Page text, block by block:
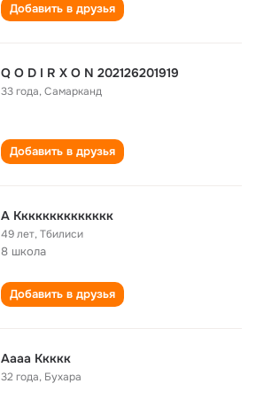
Добавить в друзья
Q O D I R X O N 202126201919
33 года,Самарканд
Добавить в друзья
A Kккккккккккккк
49 лет,Тбилиси
8 школа
Добавить в друзья
Aааа Kкккк
32 года, Бухара